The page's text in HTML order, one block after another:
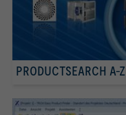
PRODUCTSEARCH A-Z